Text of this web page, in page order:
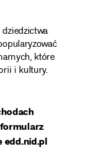
które
i kultury.
formularz
edd.nid.pl